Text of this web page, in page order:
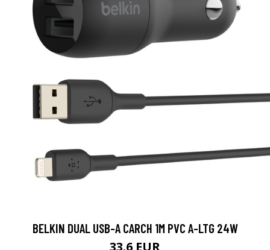
BELKIN DUAL USB-A CARCH 1M PVC A-LTG 24W
33.6 EUR